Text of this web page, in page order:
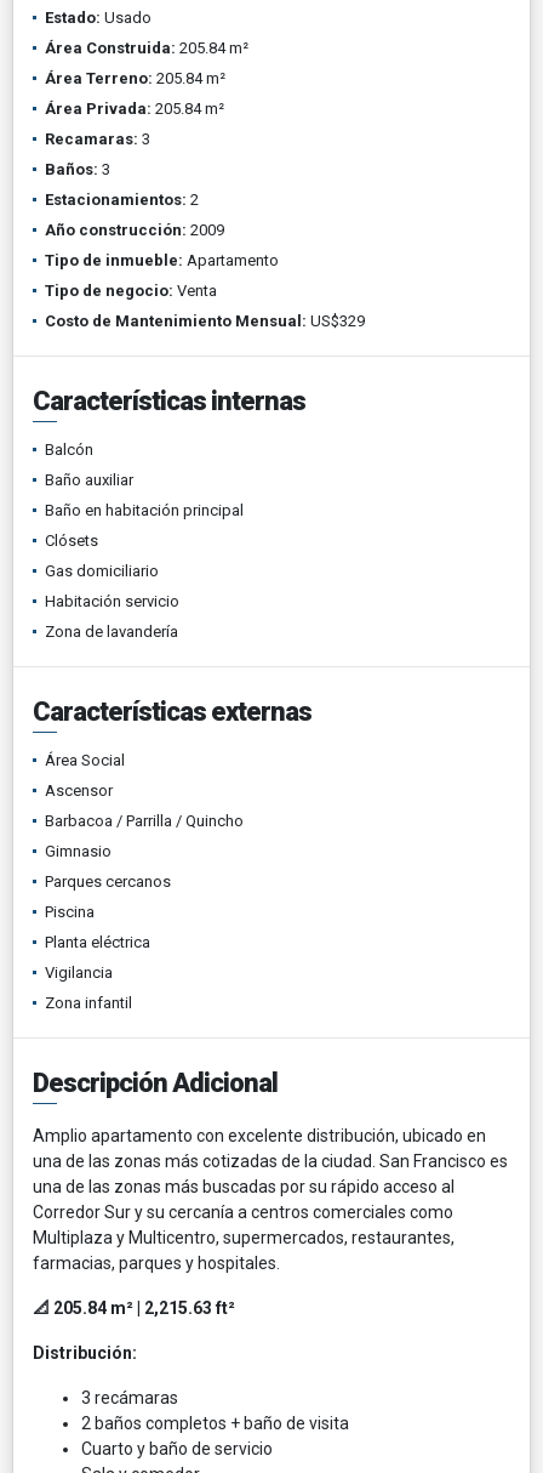
Estado: Usado
Área Construida: 205.84 m²
Área Terreno: 205.84 m²
Área Privada: 205.84 m²
Recamaras: 3
Baños: 3
Estacionamientos: 2
Año construcción: 2009
Tipo de inmueble: Apartamento
Tipo de negocio: Venta
Costo de Mantenimiento Mensual: US$329
Características internas
Balcón
Baño auxiliar
Baño en habitación principal
Clósets
Gas domiciliario
Habitación servicio
Zona de lavandería
Características externas
Área Social
Ascensor
Barbacoa / Parrilla / Quincho
Gimnasio
Parques cercanos
Piscina
Planta eléctrica
Vigilancia
Zona infantil
Descripción Adicional
Amplio apartamento con excelente distribución, ubicado en
una de las zonas más cotizadas de la ciudad. San Francisco es
una de las zonas más buscadas por su rápido acceso al
Corredor Sur y su cercanía a centros comerciales como
Multiplaza y Multicentro, supermercados, restaurantes,
farmacias, parques y hospitales.
📐 205.84 m² | 2,215.63 ft²
Distribución:
3 recámaras
2 baños completos + baño de visita
Cuarto y baño de servicio